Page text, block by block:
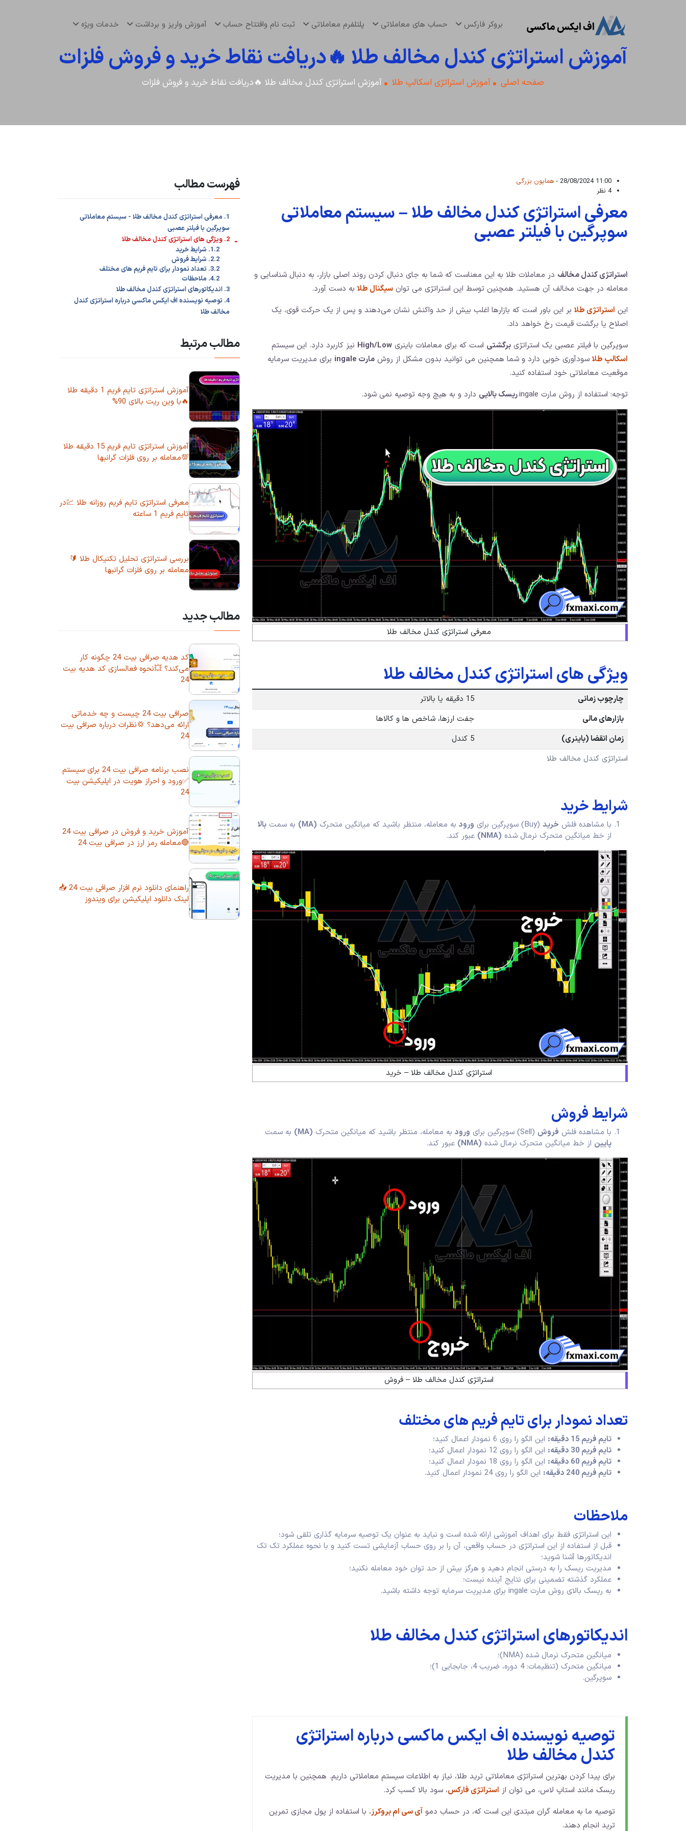
بروکر فارکس حساب های معاملاتی پلتلفرم معاملاتی ثبت نام وافتتاح حساب آموزش واریز و برداشت خدمات ویژه
آموزش استراتژی کندل مخالف طلا 🔥دریافت نقاط خرید و فروش فلزات
صفحه اصلی آموزش استراتژی اسکالپ طلا آموزش استراتژی کندل مخالف طلا 🔥دریافت نقاط خرید و فروش فلزات
11:00 28/08/2024 -
همایون بزرگی
4 نظر
معرفی استراتژی کندل مخالف طلا – سیستم معاملاتی
سوپرگین با فیلتر عصبی
استراتژی کندل مخالف در معاملات طلا به این معناست که شما به جای دنبال کردن روند اصلی بازار، به دنبال شناسایی و
معامله در جهت مخالف آن هستید. همچنین توسط این استراتژی می توان سیگنال طلا به دست آورد.
این استراتژی طلا بر این باور است که بازارها اغلب بیش از حد واکنش نشان می‌دهند و پس از یک حرکت قوی، یک
اصلاح یا برگشت قیمت رخ خواهد داد.
سوپرگین با فیلتر عصبی یک استراتژی برگشتی است که برای معاملات باینری High/Low نیز کاربرد دارد. این سیستم
اسکالپ طلا سودآوری خوبی دارد و شما همچنین می توانید بدون مشکل از روش مارت ingale
برای مدیریت سرمایه
موقعیت معاملاتی خود استفاده کنید.
توجه: استفاده از روش مارت ingale
ریسک بالایی دارد و به هیچ وجه توصیه نمی شود.
معرفی استراتژی کندل مخالف طلا
ویژگی های استراتژی کندل مخالف طلا
استراتژی کندل مخالف طلا
چارچوب زمانی
15 دقیقه یا بالاتر
بازارهای مالی
جفت ارزها، شاخص ها و کالاها
زمان انقضا (باینری)
5 کندل
شرایط خرید
با مشاهده فلش خرید (Buy) سوپرگین برای ورود به معامله، منتظر باشید که میانگین متحرک (MA) به سمت بالا
از خط میانگین متحرک نرمال شده (NMA) عبور کند.
استراتژی کندل مخالف طلا – خرید
شرایط فروش
با مشاهده فلش فروش (Sell) سوپرگین برای ورود به معامله، منتظر باشید که میانگین متحرک (MA)
به سمت
پایین از خط میانگین متحرک نرمال شده (NMA) عبور کند.
استراتژی کندل مخالف طلا – فروش
تعداد نمودار برای تایم فریم های مختلف
تایم فریم 15 دقیقه:
این الگو را روی 6 نمودار اعمال کنید؛
تایم فریم 30 دقیقه:
این الگو را روی 12 نمودار اعمال کنید؛
تایم فریم 60 دقیقه:
این الگو را روی 18 نمودار اعمال کنید؛
تایم فریم 240 دقیقه:
این الگو را روی 24 نمودار اعمال کنید.
ملاحظات
این استراتژی فقط برای اهداف آموزشی ارائه شده است و نباید به عنوان یک توصیه سرمایه گذاری تلقی شود؛
قبل از استفاده از این استراتژی در حساب واقعی، آن را بر روی حساب آزمایشی تست کنید و با نحوه عملکرد تک تک
اندیکاتورها آشنا شوید؛
مدیریت ریسک را به درستی انجام دهید و هرگز بیش از حد توان خود معامله نکنید؛
عملکرد گذشته تضمینی برای نتایج آینده نیست؛
به ریسک بالای روش مارت ingale برای مدیریت سرمایه توجه داشته باشید.
اندیکاتورهای استراتژی کندل مخالف طلا
میانگین متحرک نرمال شده (NMA)؛
میانگین متحرک (تنظیمات: 4 دوره، ضریب 4، جابجایی 1)؛
سوپرگین.
توصیه نویسنده اف ایکس ماکسی درباره استراتژی
کندل مخالف طلا
برای پیدا کردن بهترین استراتژی معاملاتی ترید طلا، نیاز به اطلاعات سیستم معاملاتی داریم. همچنین با مدیریت
ریسک مانند استاپ لاس، می توان از استراتژی فارکس، سود بالا کسب کرد.
توصیه ما به معامله گران مبتدی این است که، در حساب دمو آی سی ام بروکرز، با استفاده از پول مجازی تمرین
ترید انجام دهند.
فهرست مطالب
1. معرفی استراتژی کندل مخالف طلا - سیستم معاملاتی
سوپرگین با فیلتر عصبی
2. ویژگی های استراتژی کندل مخالف طلا -
1.2. شرایط خرید
2.2. شرایط فروش
3.2. تعداد نمودار برای تایم فریم های مختلف
4.2. ملاحظات
3. اندیکاتورهای استراتژی کندل مخالف طلا
4. توصیه نویسنده اف ایکس ماکسی درباره استراتژی کندل
مخالف طلا
مطالب مرتبط
آموزش استراتژی تایم فریم 1 دقیقه طلا
🔥با وین ریت بالای 90%
آموزش استراتژی تایم فریم 15 دقیقه طلا
💯معامله بر روی فلزات گرانبها
معرفی استراتژی تایم فریم روزانه طلا 💹در
تایم فریم 1 ساعته
بررسی استراتژی تحلیل تکنیکال طلا 🔰
معامله بر روی فلزات گرانبها
مطالب جدید
کد هدیه صرافی بیت 24 چگونه کار
می‌کند؟ 💥نحوه فعالسازی کد هدیه بیت
24
صرافی بیت 24 چیست و چه خدماتی
ارائه می‌دهد؟ 💢نظرات درباره صرافی بیت
24
نصب برنامه صرافی بیت 24 برای سیستم
✅ورود و احراز هویت در اپلیکیشن بیت
24
آموزش خرید و فروش در صرافی بیت 24
🔴معامله رمز ارز در صرافی بیت 24
راهنمای دانلود نرم افزار صرافی بیت 24 📥
لینک دانلود اپلیکیشن برای ویندوز